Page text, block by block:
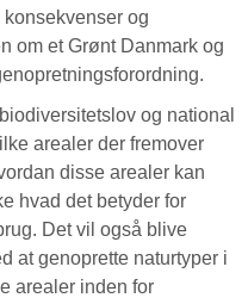
og
om et Grønt Danmark og
og national
arealer der fremover
disse arealer kan
hvad det betyder for
Det vil også blive
at genoprette naturtyper i
arealer inden for